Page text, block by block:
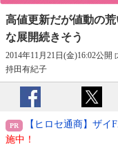
高値更新だが値動の荒
な展開続きそう
2014年11月21日(金)16:02公開
持田有紀子
【ヒロセ通商】ザイ
施中！